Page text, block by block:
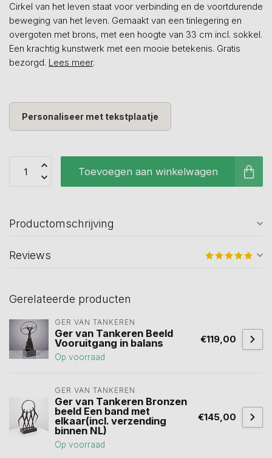
Cirkel van het leven staat voor verbinding en de voortdurende
beweging van het leven. Gemaakt van een tinlegering en
overgoten met brons, met een hoogte van 33 cm incl. sokkel.
Een krachtig kunstwerk met een mooie betekenis. Gratis
bezorgd. Lees meer.
Personaliseer met tekstplaatje
Toevoegen aan winkelwagen
Productomschrijving
Reviews
Gerelateerde producten
GER VAN TANKEREN
Ger van Tankeren Beeld
Vooruitgang in balans
Op voorraad
€119,00
GER VAN TANKEREN
Ger van Tankeren Bronzen
beeld Een band met
elkaar(incl. verzending
binnen NL)
Op voorraad
€145,00